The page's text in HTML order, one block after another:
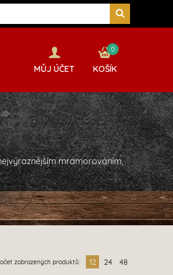
0
KOŠÍK
MŮJ ÚČET
mramorováním,
zobrazených produktů: 12 24 48